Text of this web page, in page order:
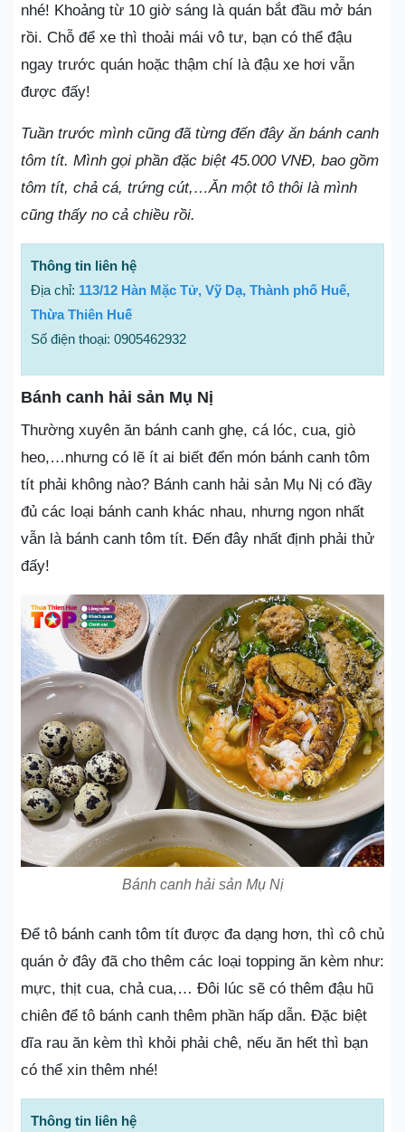
nhé! Khoảng từ 10 giờ sáng là quán bắt đầu mở bán
rồi. Chỗ để xe thì thoải mái vô tư, bạn có thể đậu
ngay trước quán hoặc thậm chí là đậu xe hơi vẫn
được đấy!
Tuần trước mình cũng đã từng đến đây ăn bánh canh
tôm tít. Mình gọi phần đặc biệt 45.000 VNĐ, bao gồm
tôm tít, chả cá, trứng cút,…Ăn một tô thôi là mình
cũng thấy no cả chiều rồi.
Thông tin liên hệ
Địa chỉ: 113/12 Hàn Mặc Tử, Vỹ Dạ, Thành phố Huế,
Thừa Thiên Huế
Số điện thoại: 0905462932
Bánh canh hải sản Mụ Nị
Thường xuyên ăn bánh canh ghẹ, cá lóc, cua, giò
heo,…nhưng có lẽ ít ai biết đến món bánh canh tôm
tít phải không nào? Bánh canh hải sản Mụ Nị có đầy
đủ các loại bánh canh khác nhau, nhưng ngon nhất
vẫn là bánh canh tôm tít. Đến đây nhất định phải thử
đấy!
Bánh canh hải sản Mụ Nị
Để tô bánh canh tôm tít được đa dạng hơn, thì cô chủ
quán ở đây đã cho thêm các loại topping ăn kèm như:
mực, thịt cua, chả cua,… Đôi lúc sẽ có thêm đậu hũ
chiên để tô bánh canh thêm phần hấp dẫn. Đặc biệt
dĩa rau ăn kèm thì khỏi phải chê, nếu ăn hết thì bạn
có thể xin thêm nhé!
Thông tin liên hệ